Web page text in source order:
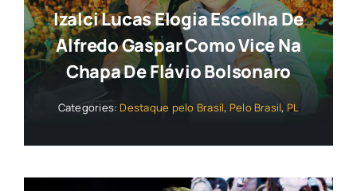
Izalci Lucas Elogia Escolha De
Alfredo Gaspar Como Vice Na
Chapa De Flávio Bolsonaro
Categories: Destaque pelo Brasil, Pelo Brasil, PL